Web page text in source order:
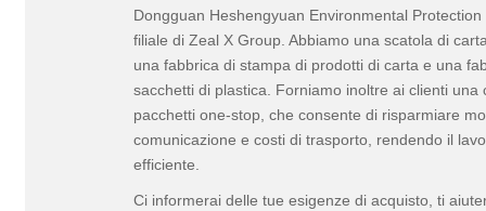
Dongguan Heshengyuan Environmental
filiale di Zeal X Group. Abbiamo una scatola di
una fabbrica di stampa di prodotti di carta e una
sacchetti di plastica. Forniamo inoltre ai clienti una
pacchetti one-stop, che consente di risparmiare
comunicazione e costi di trasporto, rendendo il
efficiente.
Ci informerai delle tue esigenze di acquisto, ti